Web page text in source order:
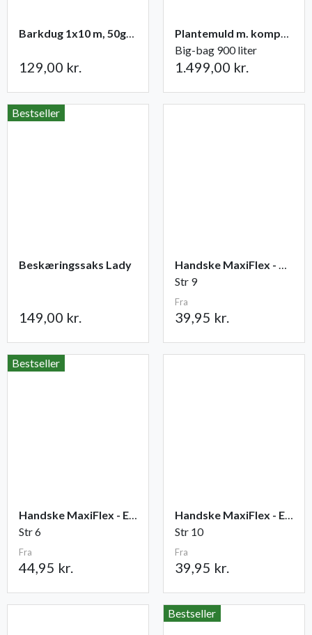
Barkdug 1x10 m, 50g/m2, sort
129,00 kr.
Plantemuld m. kompost fra Champost
Big-bag 900 liter
1.499,00 kr.
Bestseller
Beskæringssaks Lady
149,00 kr.
Handske MaxiFlex - Ultimate
Str 9
Fra
39,95 kr.
Bestseller
Handske MaxiFlex - Endurance
Str 6
Fra
44,95 kr.
Handske MaxiFlex - Elite
Str 10
Fra
39,95 kr.
Bestseller